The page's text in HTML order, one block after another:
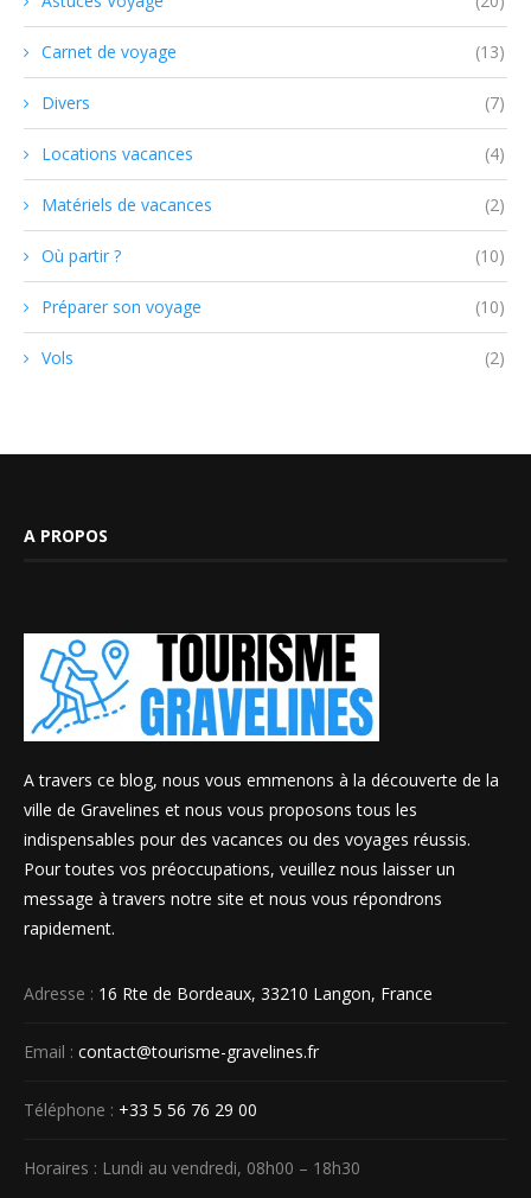
Carnet de voyage (13)
Divers (7)
Locations vacances (4)
Matériels de vacances (2)
Où partir ? (10)
Préparer son voyage (10)
Vols (2)
A PROPOS
A travers ce blog, nous vous emmenons à la découverte de la
ville de Gravelines et nous vous proposons tous les
indispensables pour des vacances ou des voyages réussis.
Pour toutes vos préoccupations, veuillez nous laisser un
message à travers notre site et nous vous répondrons
rapidement.
Adresse : 16 Rte de Bordeaux, 33210 Langon, France
Email : contact@tourisme-gravelines.fr
Téléphone : +33 5 56 76 29 00
Horaires : Lundi au vendredi, 08h00 – 18h30